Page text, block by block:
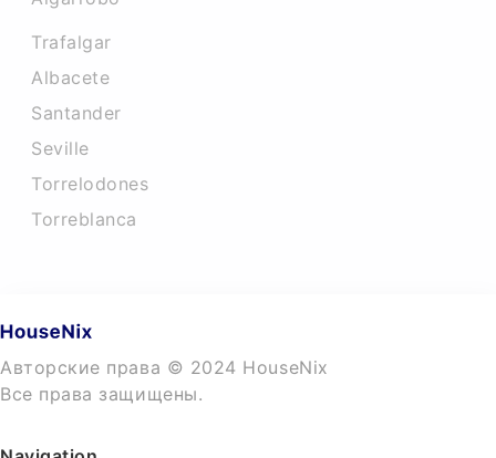
Trafalgar
Albacete
Santander
Seville
Torrelodones
Torreblanca
Авторские права © 2024 HouseNix
Все права защищены.